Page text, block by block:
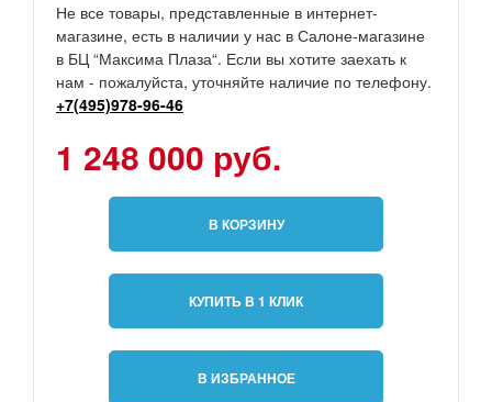
Не все товары, представленные в интернет-
магазине, есть в наличии у нас в Салоне-магазине
в БЦ “Максима Плаза“. Если вы хотите заехать к
нам - пожалуйста, уточняйте наличие по телефону.
+7(495)978-96-46
1 248 000 руб.
В КОРЗИНУ
КУПИТЬ В 1 КЛИК
В ИЗБРАННОЕ